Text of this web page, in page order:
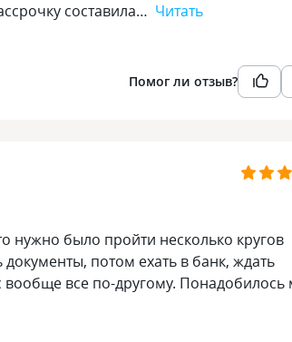
составила… Читать
Помог ли отзыв?
нужно было пройти несколько кругов
потом ехать в банк, ждать
вообще все по-другому. Понадобилось